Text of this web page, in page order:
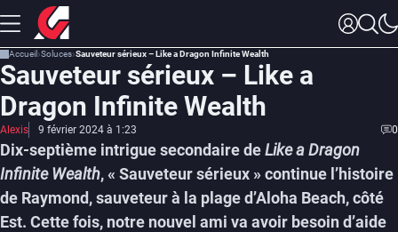
Accueil Soluces Sauveteur sérieux – Like a Dragon Infinite Wealth
Sauveteur sérieux – Like a
Dragon Infinite Wealth
Alexis 9 février 2024 à 1:23 0
Dix-septième intrigue secondaire deLike a Dragon
Infinite Wealth, « Sauveteur sérieux » continue l’histoire
de Raymond, sauveteur à la plage d’Aloha Beach, côté
Est. Cette fois, notre nouvel ami va avoir besoin d’aide